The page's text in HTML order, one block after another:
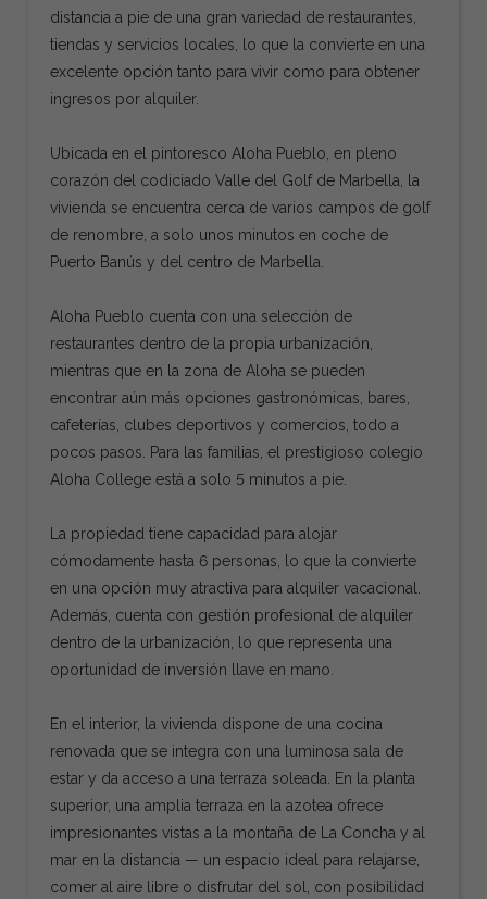
distancia a pie de una gran variedad de restaurantes,
tiendas y servicios locales, lo que la convierte en una
excelente opción tanto para vivir como para obtener
ingresos por alquiler.
Ubicada en el pintoresco Aloha Pueblo, en pleno
corazón del codiciado Valle del Golf de Marbella, la
vivienda se encuentra cerca de varios campos de golf
de renombre, a solo unos minutos en coche de
Puerto Banús y del centro de Marbella.
Aloha Pueblo cuenta con una selección de
restaurantes dentro de la propia urbanización,
mientras que en la zona de Aloha se pueden
encontrar aún más opciones gastronómicas, bares,
cafeterías, clubes deportivos y comercios, todo a
pocos pasos. Para las familias, el prestigioso colegio
Aloha College está a solo 5 minutos a pie.
La propiedad tiene capacidad para alojar
cómodamente hasta 6 personas, lo que la convierte
en una opción muy atractiva para alquiler vacacional.
Además, cuenta con gestión profesional de alquiler
dentro de la urbanización, lo que representa una
oportunidad de inversión llave en mano.
En el interior, la vivienda dispone de una cocina
renovada que se integra con una luminosa sala de
estar y da acceso a una terraza soleada. En la planta
superior, una amplia terraza en la azotea ofrece
impresionantes vistas a la montaña de La Concha y al
mar en la distancia — un espacio ideal para relajarse,
comer al aire libre o disfrutar del sol, con posibilidad